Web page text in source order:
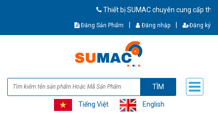
Thiết bị SUMAC chuyên cung cấp thiết bị
Đăng Sản Phẩm Đăng nhập Đăng ký
TÌM
Tiếng Việt English